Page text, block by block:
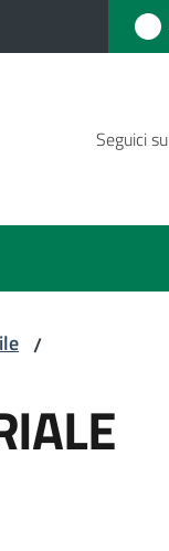
Seguici su
/